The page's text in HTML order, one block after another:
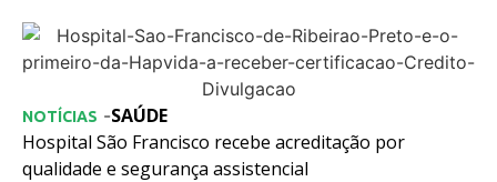
SAÚDE
NOTÍCIAS -
Hospital São Francisco recebe acreditação por
qualidade e segurança assistencial